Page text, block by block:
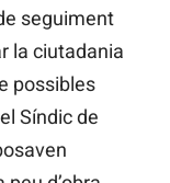
seguiment
la ciutadania
possibles
Síndic de